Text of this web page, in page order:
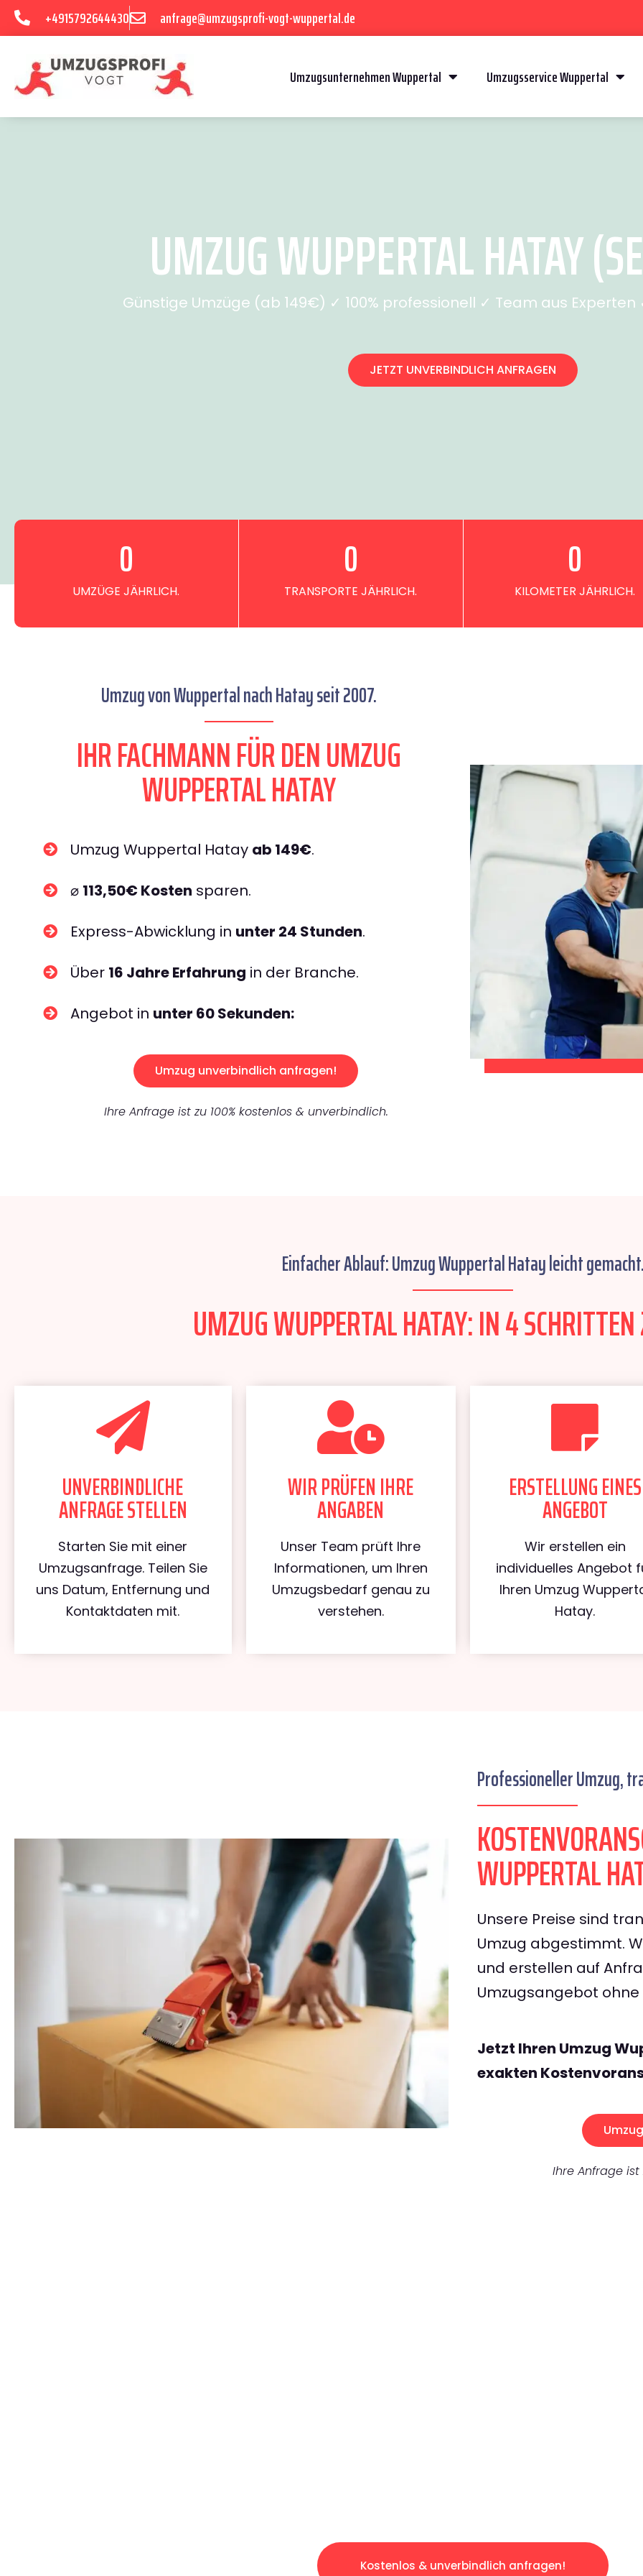
+4915792644430 anfrage@umzugsprofi-vogt-wuppertal.de
Umzugsunternehmen Wuppertal Umzugsservice Wuppertal
UMZUG WUPPERTAL HATAY
Günstige Umzüge (ab 149€) ✓ 100% professionell ✓ Team aus
JETZT UNVERBINDLICH ANFRAGEN
UMZÜGE JÄHRLICH.
0
TRANSPORTE JÄHRLICH.
0
KILOMETER JÄHRLICH.
0
Umzug von Wuppertal nach Hatay seit 2007.
IHR FACHMANN FÜR DEN UMZUG
WUPPERTAL HATAY
Umzug Wuppertal Hatay ab 149€.
⌀ 113,50€ Kosten sparen.
Express-Abwicklung in unter 24 Stunden.
Über 16 Jahre Erfahrung in der Branche.
Angebot in unter 60 Sekunden:
Umzug unverbindlich anfragen!
Ihre Anfrage ist zu 100% kostenlos & unverbindlich.
Einfacher Ablauf: Umzug Wuppertal Hatay leicht
UMZUG WUPPERTAL HATAY: IN 4
UNVERBINDLICHE
ANFRAGE STELLEN
Starten Sie mit einer
Umzugsanfrage. Teilen Sie
uns Datum, Entfernung und
Kontaktdaten mit.
WIR PRÜFEN IHRE
ANGABEN
Unser Team prüft Ihre
Informationen, um Ihren
Umzugsbedarf genau zu
verstehen.
ERSTELLUNG EINES
ANGEBOT
Wir erstellen ein
individuelles Angebot
Ihren Umzug
Hatay.
Professioneller Umzug,
WUPPERTAL
Unsere Preise sind
Umzug abgestimmt.
und erstellen auf
Umzugsangebot
Jetzt Ihren Umzug
exakten
Ihre Anfrage ist
Kostenlos & unverbindlich anfragen!